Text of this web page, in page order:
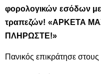
φορολογικών εσόδων
τραπεζών! «ΑΡΚΕΤΑ
ΠΛΗΡΩΣΤΕ!»
Πανικός επικράτησε